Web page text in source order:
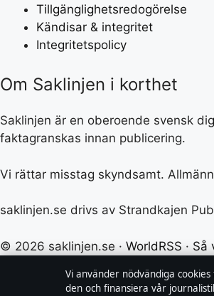
Tillgänglighetsredogörelse
Kändisar & integritet
Integritetspolicy
Om Saklinjen i korthet
Saklinjen är en oberoende svensk
faktagranskas innan publicering.
Vi rättar misstag skyndsamt.
saklinjen.se drivs av Strandkajen
© 2026 saklinjen.se · WorldRSS · Så
Vi använder nödvändiga
den och finansiera vår